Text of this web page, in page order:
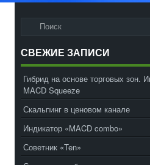
СВЕЖИЕ ЗАПИСИ
Гибрид на основе торговых зон.
MACD Squeeze
Скальпинг в ценовом канале
Индикатор «MACD combo»
Советник «Ten»